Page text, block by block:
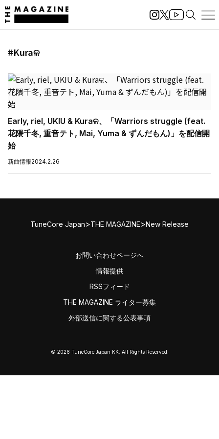
#Kuraଳ
Early, riel, UKIU & Kuraଳ、「Warriors struggle (feat.
花隈千冬, 重音テト, Mai, Yuma & ずんだもん)」を配信開
始
新曲情報2024.2.26
TuneCore Japan>THE MAGAZINE>New Release
お問い合わせページへ
情報提供
RSSフィード
THE MAGAZINE ライター募集
外部送信に関する公表事項
© 2026 TuneCore Japan KK. All Rights Reserved.